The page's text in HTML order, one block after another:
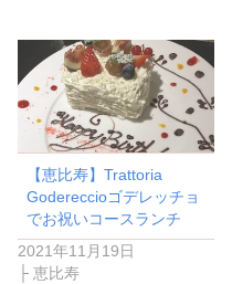
【恵比寿】Trattoria
Godereccioゴデレッチョ
でお祝いコースランチ
2021年11月19日
├ 恵比寿